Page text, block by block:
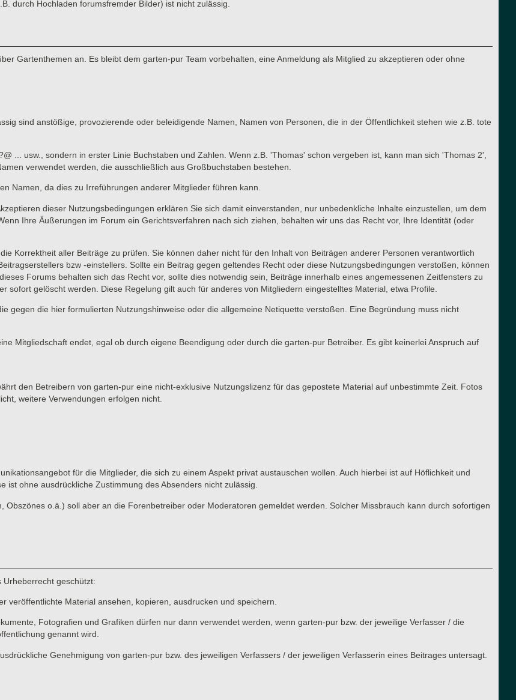
durch Hochladen forumsfremder Bilder) ist nicht zulässig.
Gartenthemen an. Es bleibt dem garten-pur Team vorbehalten, eine Anmeldung als Mitglied zu akzeptieren oder ohne
sind anstößige, provozierende oder beleidigende Namen, Namen von Personen, die in der Öffentlichkeit stehen wie z.B. tote
... usw., sondern in erster Linie Buchstaben und Zahlen. Wenn z.B. 'Thomas' schon vergeben ist, kann man sich 'Thomas 2',
verwendet werden, die ausschließlich aus Großbuchstaben bestehen.
Namen, da dies zu Irreführungen anderer Mitglieder führen kann.
dieser Nutzungsbedingungen erklären Sie sich damit einverstanden, nur unbedenkliche Inhalte einzustellen, um dem
Ihre Äußerungen im Forum ein Gerichtsverfahren nach sich ziehen, behalten wir uns das Recht vor, Ihre Identität (oder
Korrektheit aller Beiträge zu prüfen. Sie können daher nicht für den Inhalt von Beiträgen anderer Personen verantwortlich
bzw -einstellers. Sollte ein Beitrag gegen geltendes Recht oder diese Nutzungsbedingungen verstoßen, können
Forums behalten sich das Recht vor, sollte dies notwendig sein, Beiträge innerhalb eines angemessenen Zeitfensters zu
sofort gelöscht werden. Diese Regelung gilt auch für anderes von Mitgliedern eingestelltes Material, etwa Profile.
gegen die hier formulierten Nutzungshinweise oder die allgemeine Netiquette verstoßen. Eine Begründung muss nicht
Mitgliedschaft endet, egal ob durch eigene Beendigung oder durch die garten-pur Betreiber. Es gibt keinerlei Anspruch auf
den Betreibern von garten-pur eine nicht-exklusive Nutzungslizenz für das gepostete Material auf unbestimmte Zeit. Fotos
weitere Verwendungen erfolgen nicht.
für die Mitglieder, die sich zu einem Aspekt privat austauschen wollen. Auch hierbei ist auf Höflichkeit und
ist ohne ausdrückliche Zustimmung des Absenders nicht zulässig.
o.ä.) soll aber an die Forenbetreiber oder Moderatoren gemeldet werden. Solcher Missbrauch kann durch sofortigen
geschützt:
Material ansehen, kopieren, ausdrucken und speichern.
Fotografien und Grafiken dürfen nur dann verwendet werden, wenn garten-pur bzw. der jeweilige Verfasser / die
genannt wird.
Genehmigung von garten-pur bzw. des jeweiligen Verfassers / der jeweiligen Verfasserin eines Beitrages untersagt.